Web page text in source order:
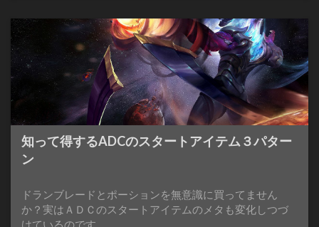
知って得するADCのスタートアイテム３パター
ン
ドランブレードとポーションを無意識に買ってません
か？実はＡＤＣのスタートアイテムのメタも変化しつづ
けているのです。